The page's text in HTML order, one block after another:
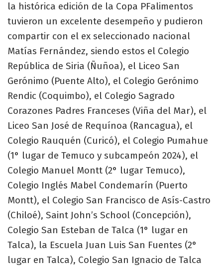
la histórica edición de la Copa PFalimentos
tuvieron un excelente desempeño y pudieron
compartir con el ex seleccionado nacional
Matías Fernández, siendo estos el Colegio
República de Siria (Ñuñoa), el Liceo San
Gerónimo (Puente Alto), el Colegio Gerónimo
Rendic (Coquimbo), el Colegio Sagrado
Corazones Padres Franceses (Viña del Mar), el
Liceo San José de Requínoa (Rancagua), el
Colegio Rauquén (Curicó), el Colegio Pumahue
(1° lugar de Temuco y subcampeón 2024), el
Colegio Manuel Montt (2° lugar Temuco),
Colegio Inglés Mabel Condemarín (Puerto
Montt), el Colegio San Francisco de Asís-Castro
(Chiloé), Saint John’s School (Concepción),
Colegio San Esteban de Talca (1° lugar en
Talca), la Escuela Juan Luis San Fuentes (2°
lugar en Talca), Colegio San Ignacio de Talca